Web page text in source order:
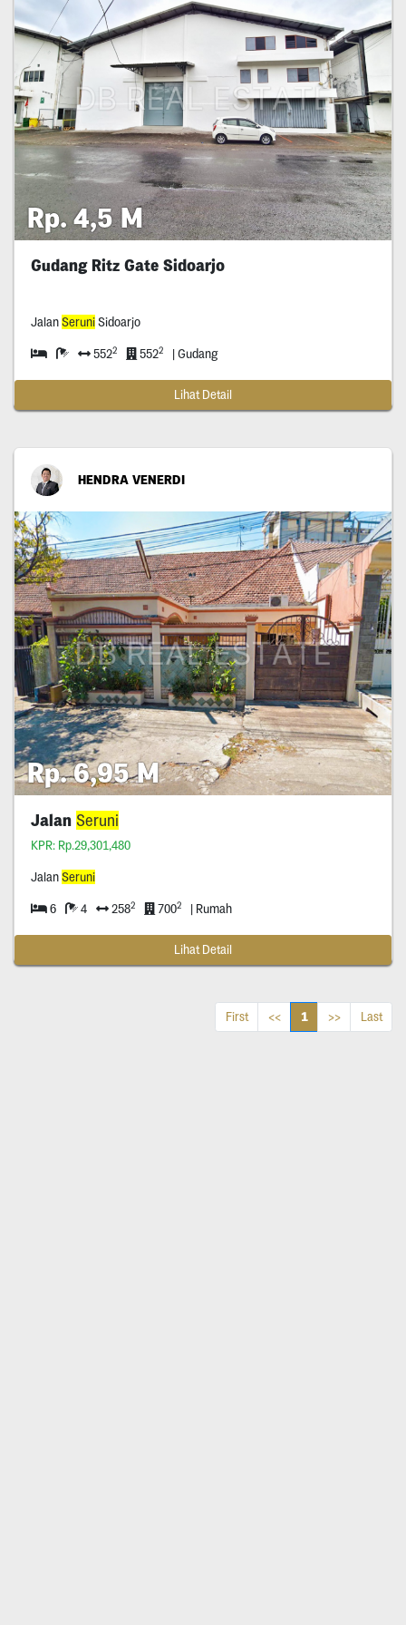
Rp. 4,5 M
Gudang Ritz Gate Sidoarjo
JalanSeruniSidoarjo
5522 5522 | Gudang
Lihat Detail
HENDRA VENERDI
Rp. 6,95 M
Jalan Seruni
KPR: Rp.29,301,480
JalanSeruni
6 4 2582 7002 | Rumah
Lihat Detail
First << 1 >> Last